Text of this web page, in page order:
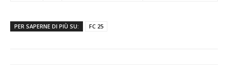
PER SAPERNE DI PIÙ SU: FC 25